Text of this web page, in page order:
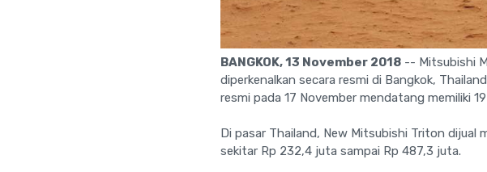
BANGKOK, 13 November 2018 -- Mitsubishi
diperkenalkan secara resmi di Bangkok,
resmi pada 17 November mendatang memiliki
Di pasar Thailand, New Mitsubishi Triton dijual
sekitar Rp 232,4 juta sampai Rp 487,3 juta.